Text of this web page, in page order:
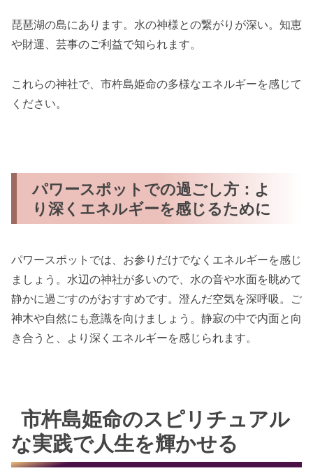
琵琶湖の島にあります。水の神様との繋がりが深い。知恵
や財運、芸事のご利益で知られます。
これらの神社で、市杵島姫命の多様なエネルギーを感じて
ください。
パワースポットでの過ごし方：よ
り深くエネルギーを感じるために
パワースポットでは、お参りだけでなくエネルギーを感じ
ましょう。水辺の神社が多いので、水の音や水面を眺めて
静かに過ごすのがおすすめです。澄んだ空気を深呼吸。ご
神木や自然にも意識を向けましょう。静寂の中で内面と向
き合うと、より深くエネルギーを感じられます。
市杵島姫命のスピリチュアル
な実践で人生を輝かせる